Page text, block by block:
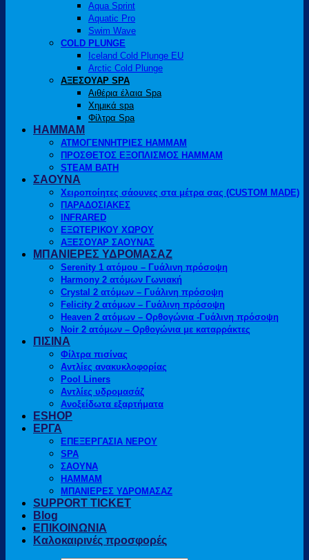
Aqua Sprint
Aquatic Pro
Swim Wave
COLD PLUNGE
Iceland Cold Plunge EU
Arctic Cold Plunge
ΑΞΕΣΟΥΑΡ SPA
Αιθέρια έλαια Spa
Χημικά spa
Φίλτρα Spa
HAMMAM
ΑΤΜΟΓΕΝΝΗΤΡΙΕΣ HAMMAM
ΠΡΟΣΘΕΤΟΣ ΕΞΟΠΛΙΣΜΟΣ HAMMAM
STEAM BATH
ΣΑΟΥΝΑ
Χειροποίητες σάουνες στα μέτρα σας (CUSTOM MADE)
ΠΑΡΑΔΟΣΙΑΚΕΣ
INFRARED
ΕΞΩΤΕΡΙΚΟΥ ΧΩΡΟΥ
ΑΞΕΣΟΥΑΡ ΣΑΟΥΝΑΣ
ΜΠΑΝΙΕΡΕΣ ΥΔΡΟΜΑΣΑΖ
Serenity 1 ατόμου – Γυάλινη πρόσοψη
Harmony 2 ατόμων Γωνιακή
Crystal 2 ατόμων – Γυάλινη πρόσοψη
Felicity 2 ατόμων – Γυάλινη πρόσοψη
Heaven 2 ατόμων – Ορθογώνια -Γυάλινη πρόσοψη
Noir 2 ατόμων – Ορθογώνια με καταρράκτες
ΠΙΣΙΝΑ
Φίλτρα πισίνας
Αντλίες ανακυκλοφορίας
Pool Liners
Αντλίες υδρομασάζ
Ανοξείδωτα εξαρτήματα
ESHOP
ΕΡΓΑ
ΕΠΕΞΕΡΓΑΣΙΑ ΝΕΡΟΥ
SPA
ΣΑΟΥΝΑ
HAMMAM
ΜΠΑΝΙΕΡΕΣ ΥΔΡΟΜΑΣΑΖ
SUPPORT TICKET
Blog
ΕΠΙΚΟΙΝΩΝΙΑ
Καλοκαιρινές προσφορές